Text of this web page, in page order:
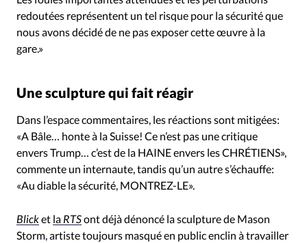
redoutées représentent un tel risque pour la sécurité que
nous avons décidé de ne pas exposer cette œuvre à la
gare.»
Une sculpture qui fait réagir
Dans l’espace commentaires, les réactions sont mitigées:
«A Bâle… honte à la Suisse! Ce n’est pas une critique
envers Trump… c’est de la HAINE envers les CHRÉTIENS»,
commente un internaute, tandis qu’un autre s’échauffe:
«Au diable la sécurité, MONTREZ-LE».
Blicket la RTSont déjà dénoncé la sculpture de Mason
Storm, artiste toujours masqué en public enclin à travailler